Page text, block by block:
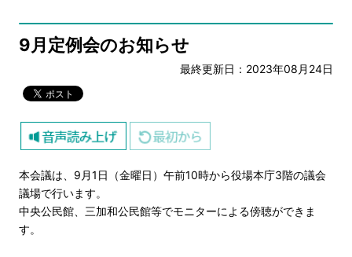
9月定例会のお知らせ
最終更新日：2023年08月24日
本会議は、9月1日（金曜日）午前10時から役場本庁3階の議会
議場で行います。
中央公民館、三加和公民館等でモニターによる傍聴ができま
す。